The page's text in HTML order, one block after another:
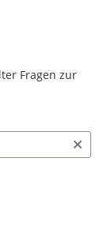
Fragen zur